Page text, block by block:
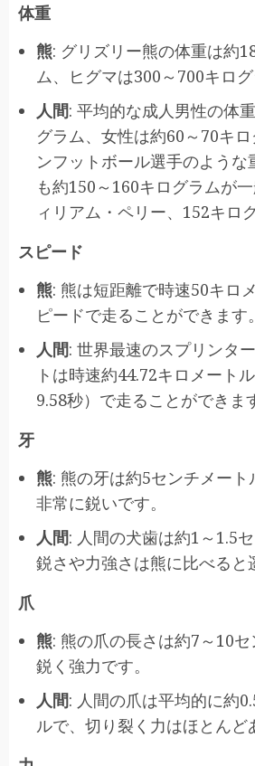
体重
熊: グリズリー熊の体重は約
ム、ヒグマは300～700キログ
人間: 平均的な成人男性の体
グラム、女性は約60～70キ
ンフットボール選手のよう
も約150～160キログラムが
ィリアム・ペリー、152キロ
スピード
熊: 熊は短距離で時速50キロ
ピードで走ることができます。
人間: 世界最速のスプリンタ
トは時速約44.72キロメート
9.58秒）で走ることができま
牙
熊: 熊の牙は約5センチメート
非常に鋭いです。
人間: 人間の犬歯は約1～1.5
鋭さや力強さは熊に比べると
爪
熊: 熊の爪の長さは約7～10セ
鋭く強力です。
人間: 人間の爪は平均的に約
ルで、切り裂く力はほとんど